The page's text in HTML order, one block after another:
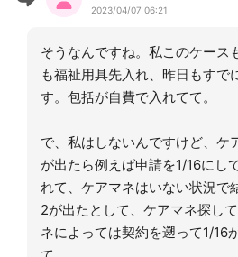
2023/04/07 06:21
そうなんですね。私このケース
も福祉用具先入れ、昨日もすで
す。包括が自費で入れてて。
で、私はしないんですけど、ケ
が出たら例えば申請を1/16にし
れて、ケアマネはいない状況で
2が出たとして、ケアマネ探し
ネによっては契約を遡って1/16